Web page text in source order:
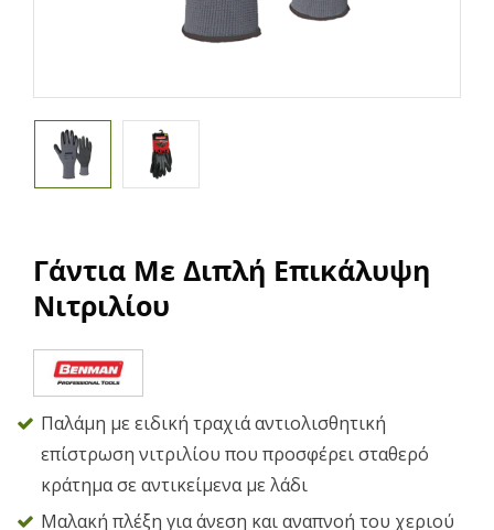
Γάντια Με Διπλή Επικάλυψη
Νιτριλίου
Παλάμη με ειδική τραχιά αντιολισθητική
επίστρωση νιτριλίου που προσφέρει σταθερό
κράτημα σε αντικείμενα με λάδι
Μαλακή πλέξη για άνεση και αναπνοή του χεριού